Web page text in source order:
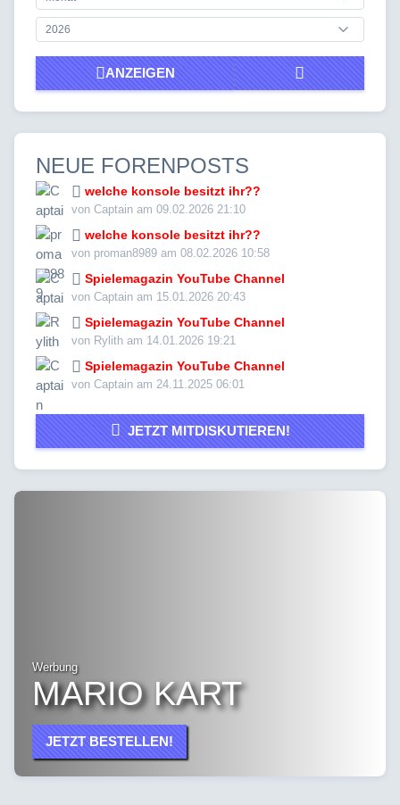
ANZEIGEN
NEUE FORENPOSTS
welche konsole besitzt ihr??
von Captain am 09.02.2026 21:10
welche konsole besitzt ihr??
von proman8989 am 08.02.2026 10:58
Spielemagazin YouTube Channel
von Captain am 15.01.2026 20:43
Spielemagazin YouTube Channel
von Rylith am 14.01.2026 19:21
Spielemagazin YouTube Channel
von Captain am 24.11.2025 06:01
JETZT MITDISKUTIEREN!
Werbung
MARIO KART
JETZT BESTELLEN!